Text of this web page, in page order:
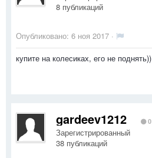
8 публикаций
Опубликовано: 6 ноя 2017 ·
купите на колесиках, его не поднять))
gardeev1212 0
Зарегистрированный
38 публикаций